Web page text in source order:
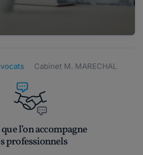
Cabinet M. MARECHAL
l’on accompagne
professionnels